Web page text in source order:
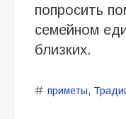
попросить
семейном
близких.
приметы,